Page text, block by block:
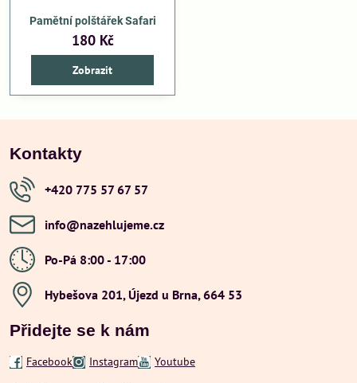
Pamětní polštářek Safari
180 Kč
Zobrazit
Kontakty
+420 775 57 67 57
info​@nazehlujeme​.cz
Po-Pá 8:00 - 17:00
Hybešova 201, Újezd u Brna, 664 53
Přidejte se k nám
Facebook Instagram Youtube